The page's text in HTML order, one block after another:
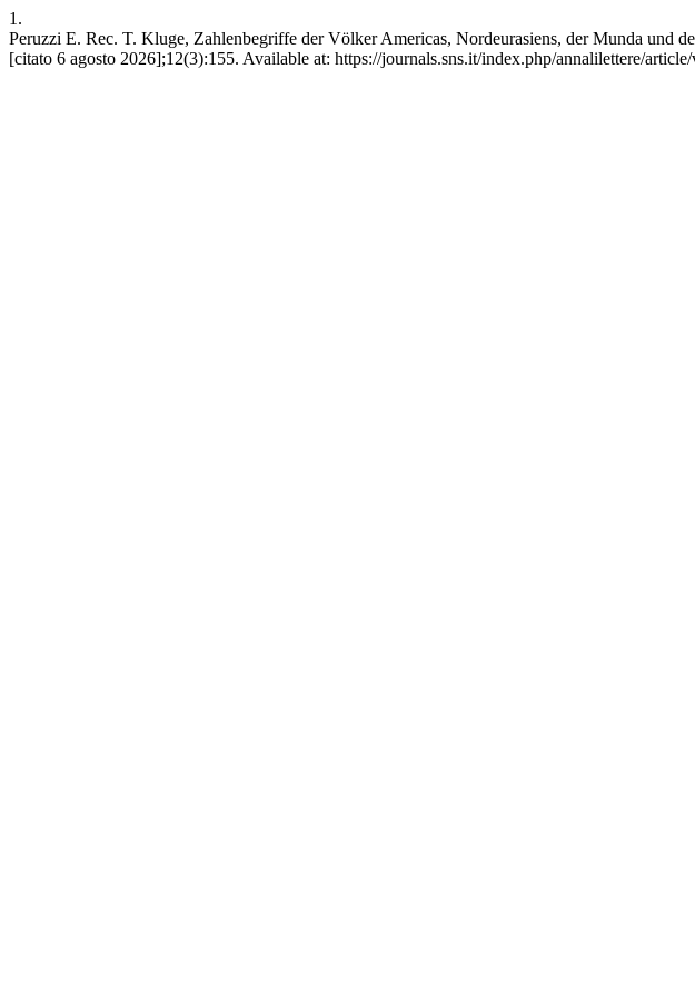
1.
Peruzzi E. Rec. T. Kluge, Zahlenbegriffe der Völker Americas, Nordeurasiens, der Munda und
[citato 6 agosto 2026];12(3):155. Available at: https://journals.sns.it/index.php/annalilettere/